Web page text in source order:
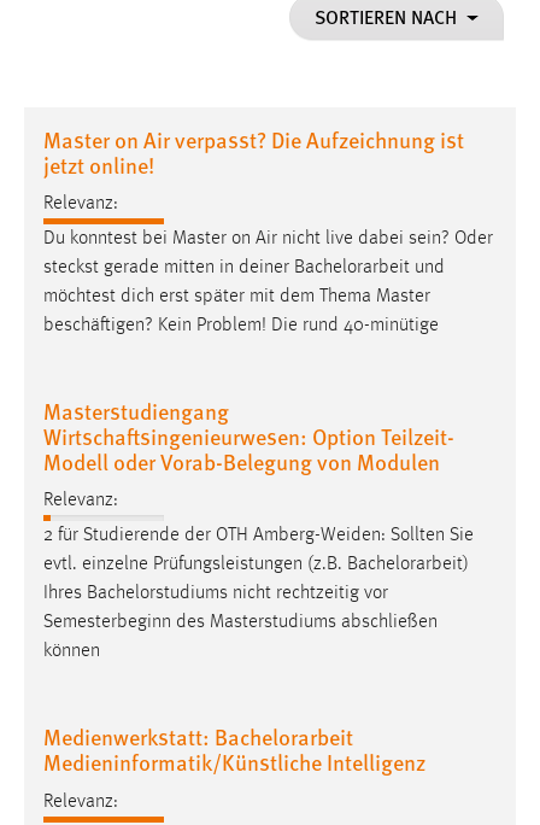
SORTIEREN NACH
Master on Air verpasst? Die Aufzeichnung ist
jetzt online!
Relevanz:
Du konntest bei Master on Air nicht live dabei sein? Oder
steckst gerade mitten in deiner Bachelorarbeit und
möchtest dich erst später mit dem Thema Master
beschäftigen? Kein Problem! Die rund 40-minütige
Masterstudiengang
Wirtschaftsingenieurwesen: Option Teilzeit-
Modell oder Vorab-Belegung von Modulen
Relevanz:
2 für Studierende der OTH Amberg-Weiden: Sollten Sie
evtl. einzelne Prüfungsleistungen (z.B. Bachelorarbeit)
Ihres Bachelorstudiums nicht rechtzeitig vor
Semesterbeginn des Masterstudiums abschließen
können
Medienwerkstatt: Bachelorarbeit
Medieninformatik/Künstliche Intelligenz
Relevanz:
staticfilecache
Für performante Seitenauslieferung wird in diesem Cookie
gespeichert, ob man eingeloggt ist.
Sprachpräferenz
Zweck:
Das Cookie speichert die gewählte Sprache der Website.
Cookie Laufzeit:
30 Tage
Chat
Name:
Zweck:
Wird benötigt um die Chatfunktion nutzen zu können.
Cookie Laufzeit: